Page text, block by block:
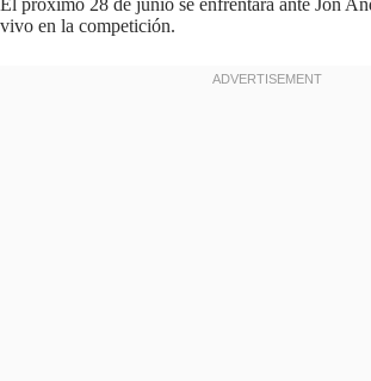
El próximo 28 de junio se enfrentará ante Jon
vivo en la competición.